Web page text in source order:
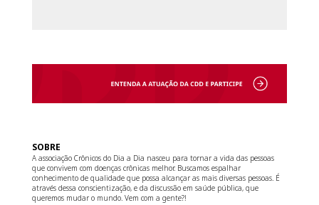
SOBRE
A associação Crônicos do Dia a Dia nasceu para tornar a vida das pessoas
que convivem com doenças crônicas melhor. Buscamos espalhar
conhecimento de qualidade que possa alcançar as mais diversas pessoas. É
através dessa conscientização, e da discussão em saúde pública, que
queremos mudar o mundo. Vem com a gente?!